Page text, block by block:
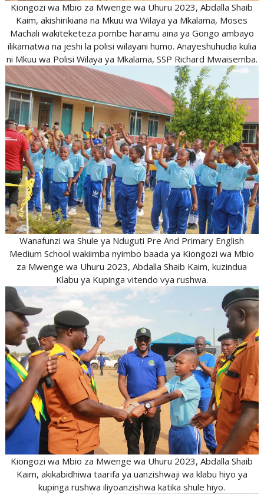
Kiongozi wa Mbio za Mwenge wa Uhuru 2023, Abdalla Shaib
Kaim, akishirikiana na Mkuu wa Wilaya ya Mkalama, Moses
Machali wakiteketeza pombe haramu aina ya Gongo ambayo
ilikamatwa na jeshi la polisi wilayani humo. Anayeshuhudia kulia
ni Mkuu wa Polisi Wilaya ya Mkalama, SSP Richard Mwaisemba.
Wanafunzi wa Shule ya Nduguti Pre And Primary English
Medium School wakiimba nyimbo baada ya Kiongozi wa Mbio
za Mwenge wa Uhuru 2023, Abdalla Shaib Kaim, kuzindua
Klabu ya Kupinga vitendo vya rushwa.
Kiongozi wa Mbio za Mwenge wa Uhuru 2023, Abdalla Shaib
Kaim, akikabidhiwa taarifa ya uanzishwaji wa klabu hiyo ya
kupinga rushwa iliyoanzishwa katika shule hiyo.